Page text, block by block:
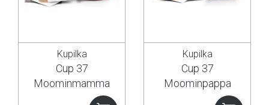
Kupilka
Cup 37
Moominmamma
Kupilka
Cup 37
Moominpappa